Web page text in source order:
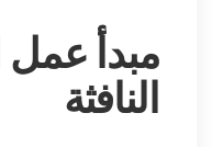
مبدأ عمل
النافثة